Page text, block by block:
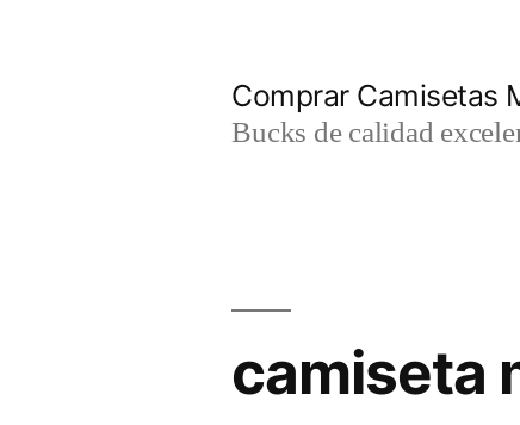
Comprar Camisetas
Bucks de calidad
camiseta